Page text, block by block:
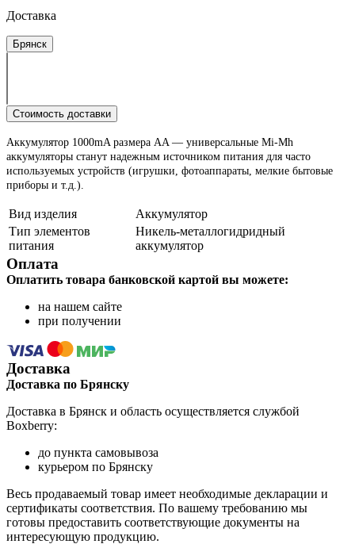
Доставка
Брянск
Стоимость доставки
Аккумулятор 1000mA размера AA — универсальные Mi-Mh
аккумуляторы станут надежным источником питания для часто
используемых устройств (игрушки, фотоаппараты, мелкие бытовые
приборы и т.д.).
Вид изделия
Аккумулятор
Тип элементов
питания
Никель-металлогидридный
аккумулятор
Оплата
Оплатить товара банковской картой вы можете:
на нашем сайте
при получении
Доставка
Доставка по Брянску
Доставка в Брянск и область осуществляется службой
Boxberry:
до пункта самовывоза
курьером по Брянску
Весь продаваемый товар имеет необходимые декларации и
сертификаты соответствия. По вашему требованию мы
готовы предоставить соответствующие документы на
интересующую продукцию.